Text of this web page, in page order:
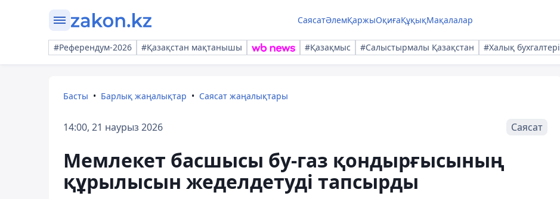
СаясатӘлемҚаржыОқиғаҚұқықМақалалар
#Референдум-2026 #Қазақстан мақтанышы #Қазақмыс #Салыстырмалы Қазақстан #Халық бухгалтері
Басты Барлық жаңалықтар Саясат жаңалықтары
14:00, 21 наурыз 2026 Саясат
Мемлекет басшысы бу-газ қондырғысының
құрылысын жеделдетуді тапсырды